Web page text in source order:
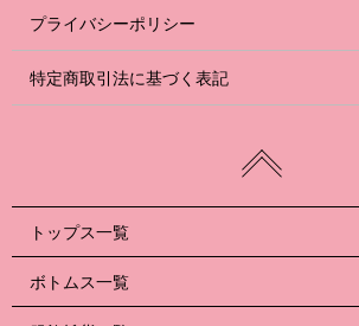
プライバシーポリシー
特定商取引法に基づく表記
トップス一覧
ボトムス一覧